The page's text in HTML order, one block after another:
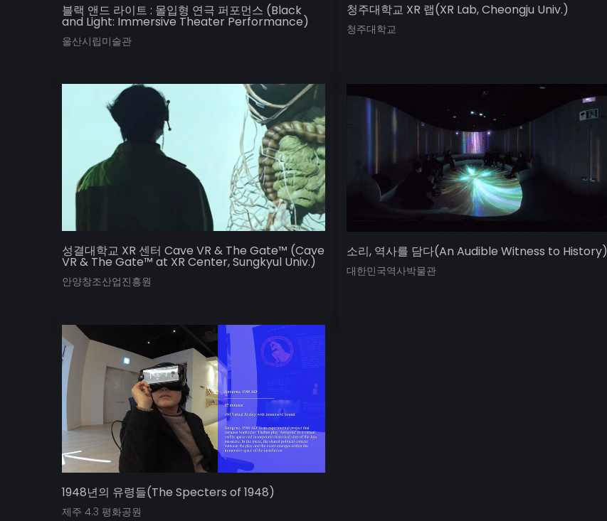
블랙 앤드 라이트 : 몰입형 연극 퍼포먼스 (Black
and Light: Immersive Theater Performance)
울산시립미술관
청주대학교 XR 랩(XR Lab, Cheongju Univ.)
청주대학교
성결대학교 XR 센터 Cave VR & The Gate™ (Cave
VR & The Gate™ at XR Center, Sungkyul Univ.)
안양창조산업진흥원
소리, 역사를 담다(An Audible Witness to History)
대한민국역사박물관
1948년의 유령들(The Specters of 1948)
제주 4.3 평화공원